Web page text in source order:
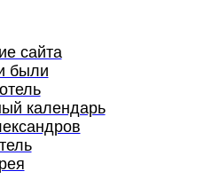
сайта
были
календарь